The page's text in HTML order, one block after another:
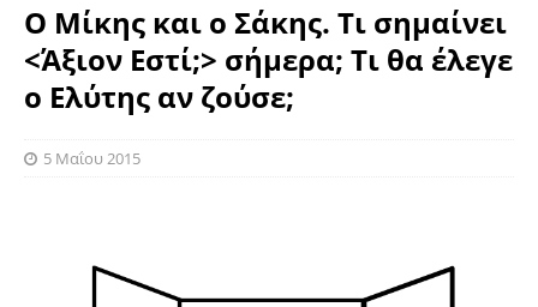
Ο Μίκης και ο Σάκης. Τι σημαίνει
<Άξιον Εστί;> σήμερα; Τι θα έλεγε
ο Ελύτης αν ζούσε;
5 Μαΐου 2015